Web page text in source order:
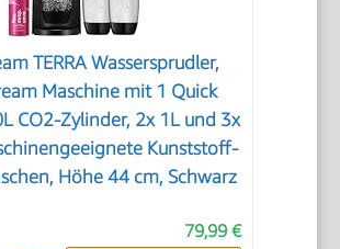
TERRA Wassersprudler,
Maschine mit 1 Quick
CO2-Zylinder, 2x 1L und 3x
Kunststoff-
Höhe 44 cm, Schwarz
79,99 €